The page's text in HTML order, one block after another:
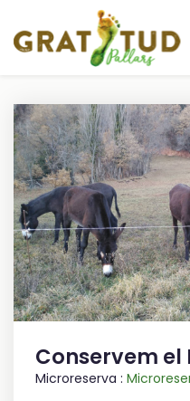
Conservem el
Microreserva :